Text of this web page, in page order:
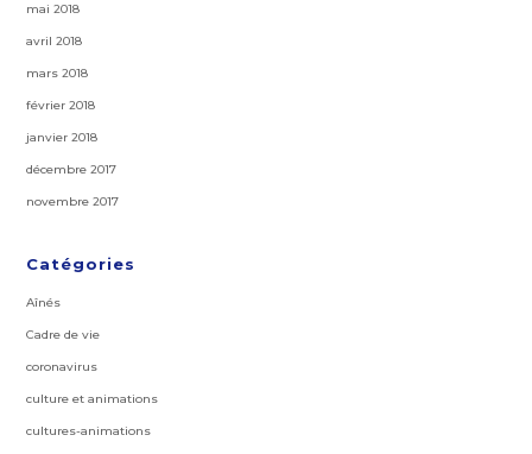
mai 2018
avril 2018
mars 2018
février 2018
janvier 2018
décembre 2017
novembre 2017
Catégories
Aînés
Cadre de vie
coronavirus
culture et animations
cultures-animations